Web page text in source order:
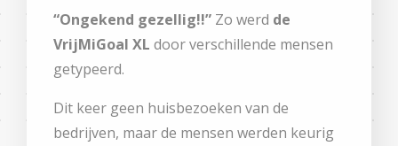
“Ongekend gezellig!!” Zo werd de
VrijMiGoal XL door verschillende mensen
getypeerd.
Dit keer geen huisbezoeken van de
bedrijven, maar de mensen werden keurig